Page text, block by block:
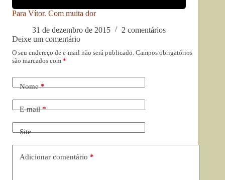
Para Vítor. Com muita dor
31 de dezembro de 2015
2 comentários
Deixe um comentário
O seu endereço de e-mail não será publicado. Campos obrigatórios
são marcados com *
Nome*
E-mail*
Site
Adicionar comentário *